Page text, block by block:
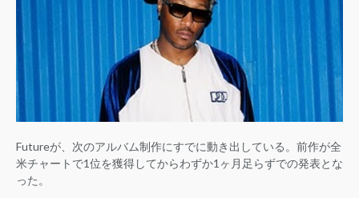
Futureが、次のアルバム制作にすでに動き出している。前作が全
米チャートで1位を獲得してからわずか1ヶ月足らずでの発表とな
った。